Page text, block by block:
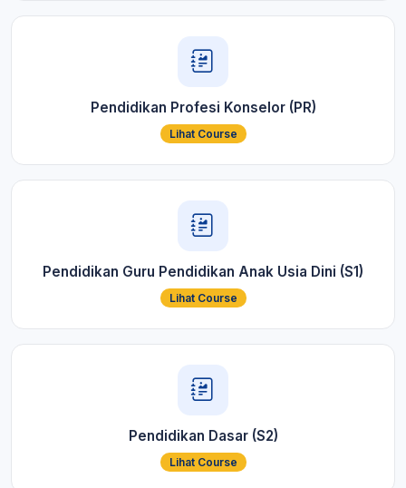
Pendidikan Profesi Konselor (PR)
Lihat Course
Pendidikan Guru Pendidikan Anak Usia Dini (S1)
Lihat Course
Pendidikan Dasar (S2)
Lihat Course